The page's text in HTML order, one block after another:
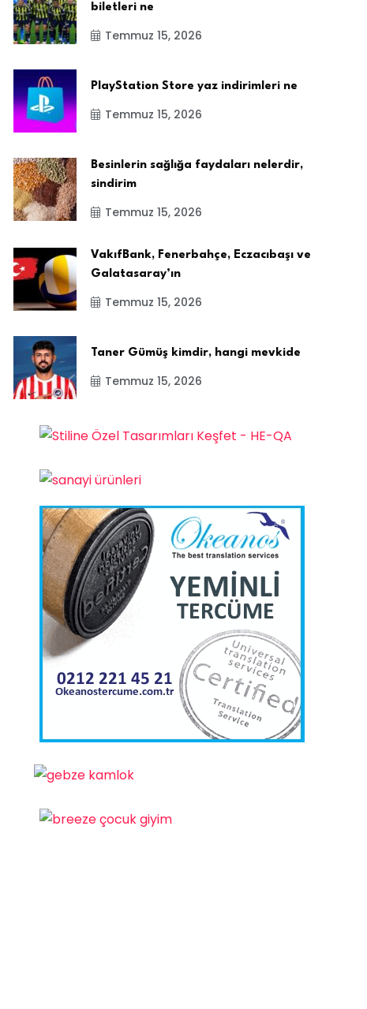
biletleri ne
Temmuz 15, 2026
PlayStation Store yaz indirimleri ne
Temmuz 15, 2026
Besinlerin sağlığa faydaları nelerdir,
sindirim
Temmuz 15, 2026
VakıfBank, Fenerbahçe, Eczacıbaşı ve
Galatasaray’ın
Temmuz 15, 2026
Taner Gümüş kimdir, hangi mevkide
Temmuz 15, 2026